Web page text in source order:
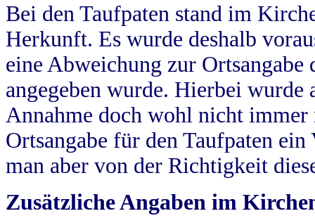
Bei den Taufpaten stand im
Herkunft. Es wurde deshalb
eine Abweichung zur
angegeben wurde. Hierbei wurde
Annahme doch wohl nicht
Ortsangabe für den Taufpaten
man aber von der Richtigkeit
Zusätzliche Angaben im